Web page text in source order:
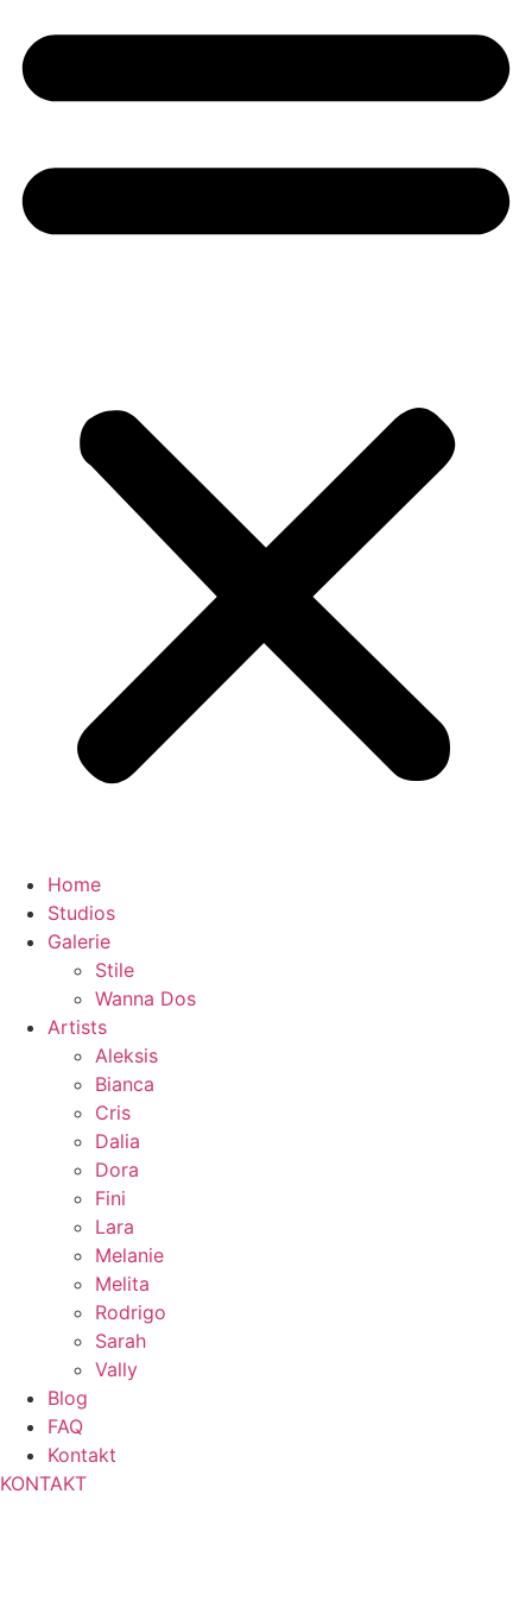
Home
Studios
Galerie
Stile
Wanna Dos
Artists
Aleksis
Bianca
Cris
Dalia
Dora
Fini
Lara
Melanie
Melita
Rodrigo
Sarah
Vally
Blog
FAQ
Kontakt
KONTAKT